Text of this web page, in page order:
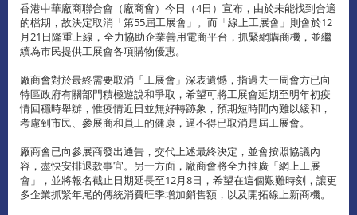
香港中華廠商聯合會（廠商會）今日（4日）宣布，由於未能找到合適
的檔期，故決定取消「第55屆工展會」。而「線上工展會」則會於12
月21日隆重上線，全力協助企業善用電商平台，抓緊網購商機，並繼
續為市民提供工展會各項購物優惠。
廠商會對於最終需要取消「工展會」深表遺憾，指過去一周會方已向
特區政府有關部門積極遊說和爭取，希望可將工展會延期至明年初疫
情回穩時舉辦，惟疫情近日並無好轉跡象，預期短時間內難以緩和，
考慮到市民、參展商和員工的健康，逼不得已取消是屆工展會。
廠商會已向參展商發出通告，交代上述最終決定，並會按照協議內
容，盡快安排退款事宜。另一方面，廠商會將全力推廣「網上工展
會」，並將報名截止日期延長至12月8日，希望在這個艱難時刻，讓更
多企業抓緊年尾的傳統消費旺季增加銷售額，以及開拓線上新商機。